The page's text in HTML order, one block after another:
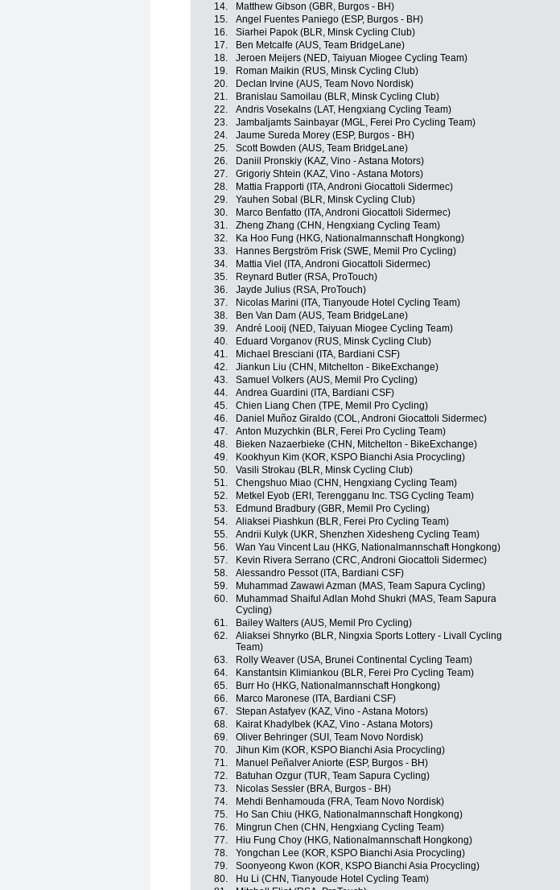
14.
Matthew Gibson (GBR, Burgos - BH)
15.
Angel Fuentes Paniego (ESP, Burgos - BH)
16.
Siarhei Papok (BLR, Minsk Cycling Club)
17.
Ben Metcalfe (AUS, Team BridgeLane)
18.
Jeroen Meijers (NED, Taiyuan Miogee Cycling Team)
19.
Roman Maikin (RUS, Minsk Cycling Club)
20.
Declan Irvine (AUS, Team Novo Nordisk)
21.
Branislau Samoilau (BLR, Minsk Cycling Club)
22.
Andris Vosekalns (LAT, Hengxiang Cycling Team)
23.
Jambaljamts Sainbayar (MGL, Ferei Pro Cycling Team)
24.
Jaume Sureda Morey (ESP, Burgos - BH)
25.
Scott Bowden (AUS, Team BridgeLane)
26.
Daniil Pronskiy (KAZ, Vino - Astana Motors)
27.
Grigoriy Shtein (KAZ, Vino - Astana Motors)
28.
Mattia Frapporti (ITA, Androni Giocattoli Sidermec)
29.
Yauhen Sobal (BLR, Minsk Cycling Club)
30.
Marco Benfatto (ITA, Androni Giocattoli Sidermec)
31.
Zheng Zhang (CHN, Hengxiang Cycling Team)
32.
Ka Hoo Fung (HKG, Nationalmannschaft Hongkong)
33.
Hannes Bergström Frisk (SWE, Memil Pro Cycling)
34.
Mattia Viel (ITA, Androni Giocattoli Sidermec)
35.
Reynard Butler (RSA, ProTouch)
36.
Jayde Julius (RSA, ProTouch)
37.
Nicolas Marini (ITA, Tianyoude Hotel Cycling Team)
38.
Ben Van Dam (AUS, Team BridgeLane)
39.
André Looij (NED, Taiyuan Miogee Cycling Team)
40.
Eduard Vorganov (RUS, Minsk Cycling Club)
41.
Michael Bresciani (ITA, Bardiani CSF)
42.
Jiankun Liu (CHN, Mitchelton - BikeExchange)
43.
Samuel Volkers (AUS, Memil Pro Cycling)
44.
Andrea Guardini (ITA, Bardiani CSF)
45.
Chien Liang Chen (TPE, Memil Pro Cycling)
46.
Daniel Muñoz Giraldo (COL, Androni Giocattoli Sidermec)
47.
Anton Muzychkin (BLR, Ferei Pro Cycling Team)
48.
Bieken Nazaerbieke (CHN, Mitchelton - BikeExchange)
49.
Kookhyun Kim (KOR, KSPO Bianchi Asia Procycling)
50.
Vasili Strokau (BLR, Minsk Cycling Club)
51.
Chengshuo Miao (CHN, Hengxiang Cycling Team)
52.
Metkel Eyob (ERI, Terengganu Inc. TSG Cycling Team)
53.
Edmund Bradbury (GBR, Memil Pro Cycling)
54.
Aliaksei Piashkun (BLR, Ferei Pro Cycling Team)
55.
Andrii Kulyk (UKR, Shenzhen Xidesheng Cycling Team)
56.
Wan Yau Vincent Lau (HKG, Nationalmannschaft Hongkong)
57.
Kevin Rivera Serrano (CRC, Androni Giocattoli Sidermec)
58.
Alessandro Pessot (ITA, Bardiani CSF)
59.
Muhammad Zawawi Azman (MAS, Team Sapura Cycling)
60.
Muhammad Shaiful Adlan Mohd Shukri (MAS, Team Sapura
Cycling)
61. Bailey Walters (AUS, Memil Pro Cycling)
62.
Aliaksei Shnyrko (BLR, Ningxia Sports Lottery - Livall Cycling
Team)
63. Rolly Weaver (USA, Brunei Continental Cycling Team)
64.
Kanstantsin Klimiankou (BLR, Ferei Pro Cycling Team)
65.
Burr Ho (HKG, Nationalmannschaft Hongkong)
66.
Marco Maronese (ITA, Bardiani CSF)
67.
Stepan Astafyev (KAZ, Vino - Astana Motors)
68.
Kairat Khadylbek (KAZ, Vino - Astana Motors)
69.
Oliver Behringer (SUI, Team Novo Nordisk)
70.
Jihun Kim (KOR, KSPO Bianchi Asia Procycling)
71.
Manuel Peñalver Aniorte (ESP, Burgos - BH)
72.
Batuhan Ozgur (TUR, Team Sapura Cycling)
73.
Nicolas Sessler (BRA, Burgos - BH)
74.
Mehdi Benhamouda (FRA, Team Novo Nordisk)
75.
Ho San Chiu (HKG, Nationalmannschaft Hongkong)
76.
Mingrun Chen (CHN, Hengxiang Cycling Team)
77.
Hiu Fung Choy (HKG, Nationalmannschaft Hongkong)
78.
Yongchan Lee (KOR, KSPO Bianchi Asia Procycling)
79.
Soonyeong Kwon (KOR, KSPO Bianchi Asia Procycling)
80.
Hu Li (CHN, Tianyoude Hotel Cycling Team)